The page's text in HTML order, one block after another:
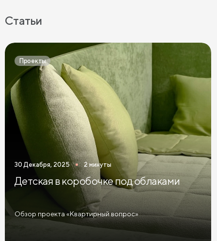
Статьи
Проекты
30 Декабря, 2025 2 минуты
Детская в коробочке под облаками
Обзор проекта «Квартирный вопрос»